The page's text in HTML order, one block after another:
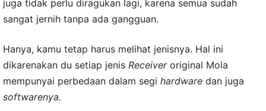
juga tidak perlu diragukan lagi, karena semua sudah
sangat jernih tanpa ada gangguan.
Hanya, kamu tetap harus melihat jenisnya. Hal ini
dikarenakan du setiap jenis Receiveroriginal Mola
mempunyai perbedaan dalam segi hardware dan juga
softwarenya.